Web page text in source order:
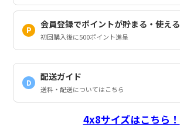
会員登録でポイントが貯まる・使える
初回購入後に500ポイント進呈
D
配送ガイド
送料・配送についてはこちら
4x8サイズはこちら！